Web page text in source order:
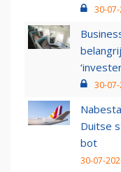
30-
30-
Duitse
bot
30-07-